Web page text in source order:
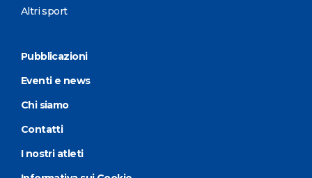
Altri sport
Pubblicazioni
Eventi e news
Chi siamo
Contatti
I nostri atleti